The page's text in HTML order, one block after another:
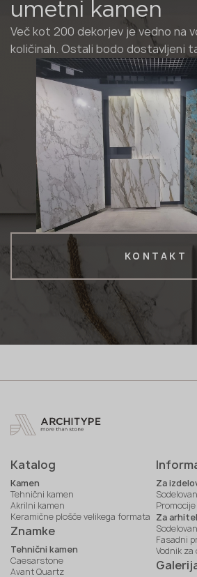
umetni kamen
Več kot 200 dekorjev je vedno na
količinah. Ostali bodo dostavljeni
KONTAKT
Katalog
Kamen
Tehnični kamen
Akrilni kamen
Keramične plošče velikega formata
Znamke
Tehnični kamen
Caesarstone
Avant Quartz
Za
Za
Fasadni
Vodnik za